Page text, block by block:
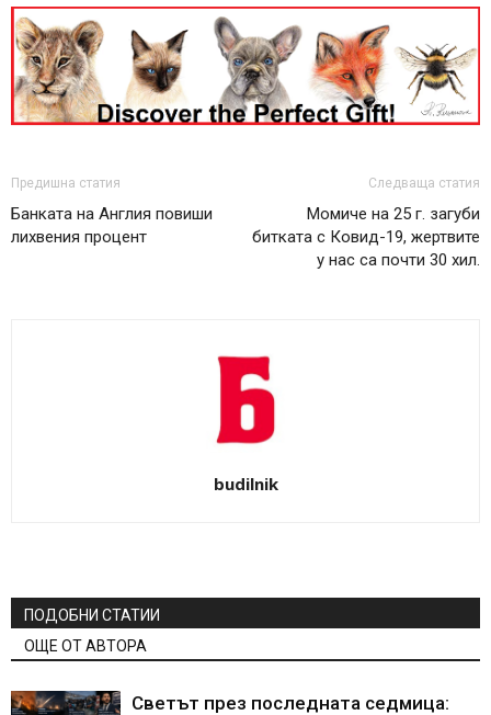
Предишна статия
Банката на Англия повиши
лихвения процент
Следваща статия
Момиче на 25 г. загуби
битката с Ковид-19, жертвите
у нас са почти 30 хил.
budilnik
ПОДОБНИ СТАТИИ
ОЩЕ ОТ АВТОРА
Светът през последната седмица: